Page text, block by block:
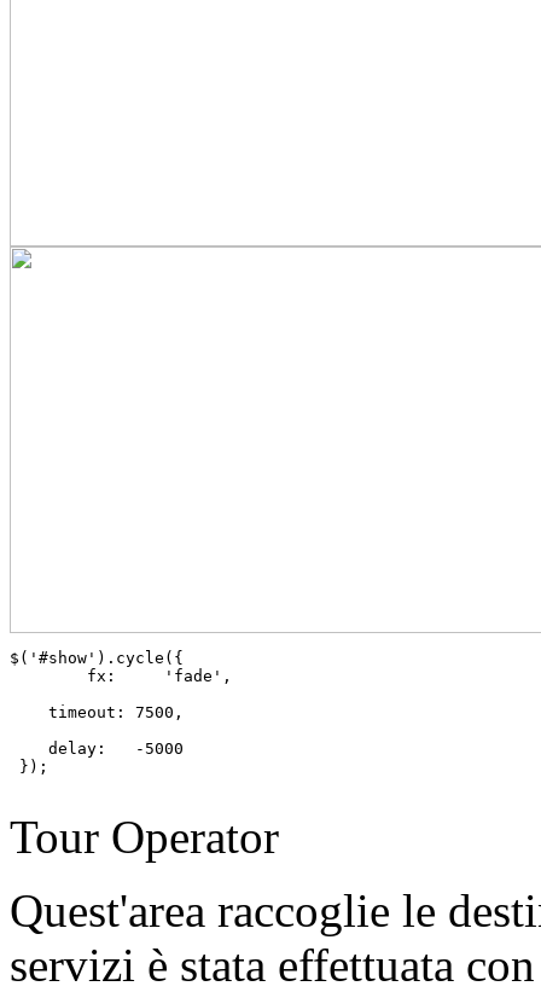
$('#show').cycle({
    timeout: 7500,
    delay:   -5000
});
Tour Operator
Quest'area raccoglie le
servizi è stata effettuata